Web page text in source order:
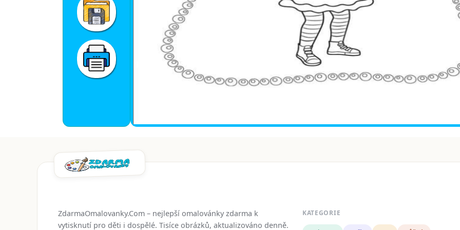
ZdarmaOmalovanky.Com – nejlepší omalovánky zdarma k
vytisknutí pro děti i dospělé. Tisíce obrázků, aktualizováno denně.
KATEGORIE